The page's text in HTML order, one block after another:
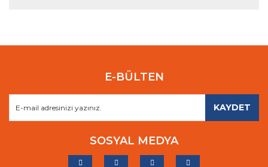
E-BÜLTEN
KAYDET
SOSYAL MEDYA